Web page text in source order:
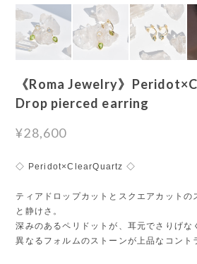
《Roma Jewelry》
Drop pierced earring
¥28,600
◇ Peridot×ClearQuartz ◇
ティアドロップカットとスクエアカットの
と静けさ。
深みのあるペリドットが、耳元でさりげな
異なるフォルムのストーンが上品なコント